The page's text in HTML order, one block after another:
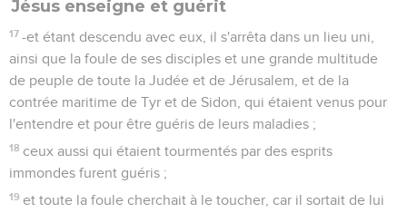
Jésus enseigne et guérit
17 -et étant descendu avec eux, il s'arrêta dans un lieu uni,
ainsi que la foule de ses disciples et une grande multitude
de peuple de toute la Judée et de Jérusalem, et de la
contrée maritime de Tyr et de Sidon, qui étaient venus pour
l'entendre et pour être guéris de leurs maladies ;
18 ceux aussi qui étaient tourmentés par des esprits
immondes furent guéris ;
19 et toute la foule cherchait à le toucher, car il sortait de lui